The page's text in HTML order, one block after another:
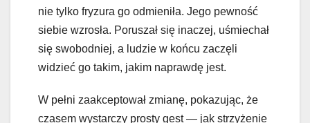
nie tylko fryzura go odmieniła. Jego pewność
siebie wzrosła. Poruszał się inaczej, uśmiechał
się swobodniej, a ludzie w końcu zaczęli
widzieć go takim, jakim naprawdę jest.
W pełni zaakceptował zmianę, pokazując, że
czasem wystarczy prosty gest — jak strzyżenie